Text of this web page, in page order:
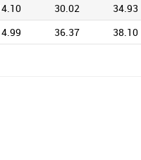
30.02 34.93
36.37 38.10